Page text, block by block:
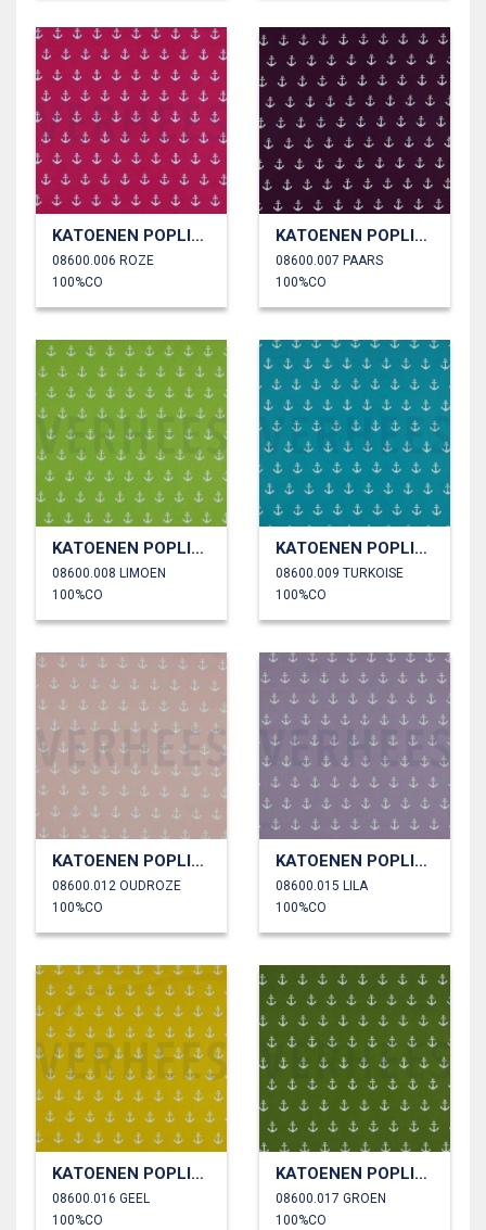
KATOENEN POPLIN ANKERS
08600.006 ROZE
100%CO
KATOENEN POPLIN ANKERS
08600.007 PAARS
100%CO
KATOENEN POPLIN ANKERS
08600.008 LIMOEN
100%CO
KATOENEN POPLIN ANKERS
08600.009 TURKOISE
100%CO
KATOENEN POPLIN ANKERS
08600.012 OUDROZE
100%CO
KATOENEN POPLIN ANKERS
08600.015 LILA
100%CO
KATOENEN POPLIN ANKERS
08600.016 GEEL
100%CO
KATOENEN POPLIN ANKERS
08600.017 GROEN
100%CO